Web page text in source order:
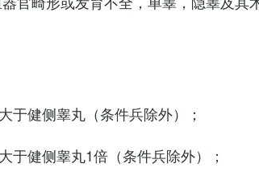
于健侧睾丸（条件兵除外）；
于健侧睾丸1倍（条件兵除外）；